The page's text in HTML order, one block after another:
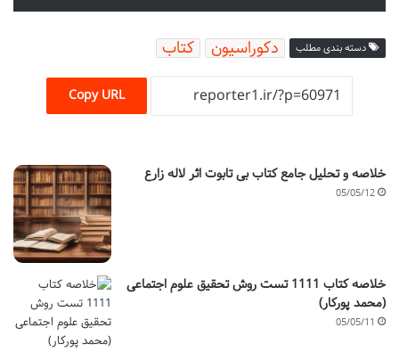
دسته بندی مطلب دکوراسیون کتاب
Copy URL
خلاصه و تحلیل جامع کتاب بی تابوت اثر لاله زارع
05/05/12
خلاصه کتاب 1111 تست روش تحقیق علوم اجتماعی
(محمد پورکار)
05/05/11